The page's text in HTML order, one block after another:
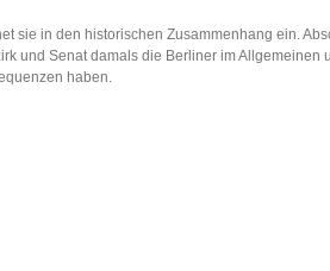
sie in den historischen Zusammenhang ein.
und Senat damals die Berliner im Allgemeinen
haben.